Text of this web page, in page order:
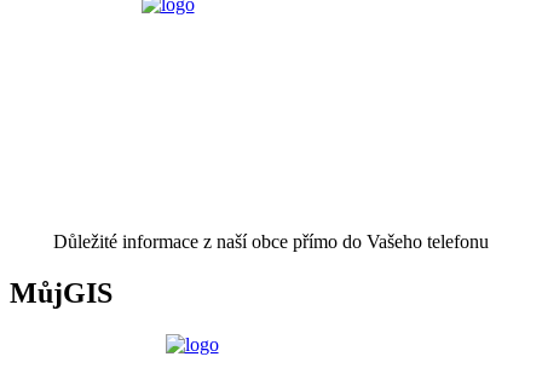
Důležité informace z naší obce přímo do Vašeho telefonu
MůjGIS